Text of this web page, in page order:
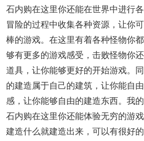
石内购在这里你还能在世界中进行
冒险的过程中收集各种资源，让你
棒的游戏。在这里有着各种怪物你
够有更多的游戏感受，击败怪物你
道具，让你能够更好的开始游戏。
的建造属于自己的建筑，让你能自
感，让你能够自由的建造东西。我
石内购在这里你还能体验无穷的游
建造什么就建造出来，可以有很好